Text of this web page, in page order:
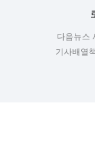
다음뉴스
기사배열